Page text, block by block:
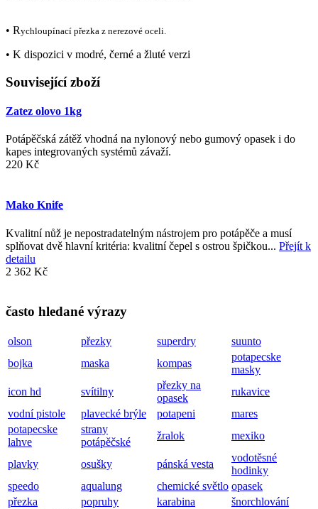
• Rychloupínací přezka z nerezové oceli.
• K dispozici v modré, černé a žluté verzi
Související zboží
Zatez olovo 1kg
Potápěčská zátěž vhodná na nylonový nebo gumový opasek i do
kapes integrovaných systémů závaží.
220 Kč
Mako Knife
Kvalitní nůž je nepostradatelným nástrojem pro potápěče a musí
splňovat dvě hlavní kritéria: kvalitní čepel s ostrou špičkou... Přejít k
detailu
2 362 Kč
často hledané výrazy
olson přezky superdry
suunto
bojka
maska kompas
potapecske
masky
icon hd
svítilny
přezky na
opasek
rukavice
vodní pistole
plavecké brýle potapeni
mares
potapecske
lahve
strany
potápěčské
žralok mexiko
plavky osušky pánská vesta
vodotěsné
hodinky
speedo
aqualung chemické světlo opasek
přezka
popruhy karabina
šnorchlování